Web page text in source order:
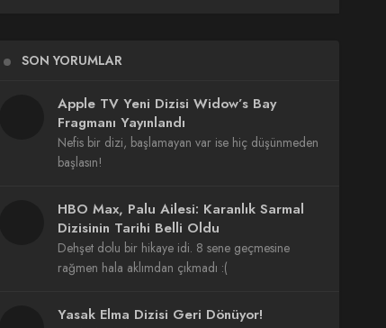
SON YORUMLAR
Apple TV Yeni Dizisi Widow’s Bay
Fragmanı Yayınlandı
Nefis bir dizi, başlamayan var ise hiç düşünmeden
başlasın!
HBO Max, Palu Ailesi: Karanlık Sarmal
Dizisinin Tarihi Belli Oldu
Dehşet dolu bir hikaye idi. 8 sene geçmesine
rağmen hala aklımdan çıkmadı :(
Yasak Elma Dizisi Geri Dönüyor!